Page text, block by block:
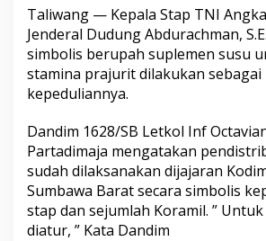
Taliwang — Kepala Stap TNI
Jenderal Dudung Abdurachman,
simbolis berupah suplemen susu
stamina prajurit dilakukan
kepeduliannya.
Dandim 1628/SB Letkol Inf
Partadimaja mengatakan
sudah dilaksanakan dijajaran
Sumbawa Barat secara simbolis
stap dan sejumlah Koramil. ”
diatur, ” Kata Dandim